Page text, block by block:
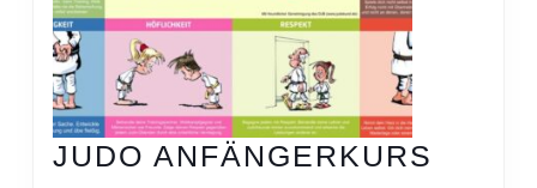
JUDO ANFÄNGERKURS